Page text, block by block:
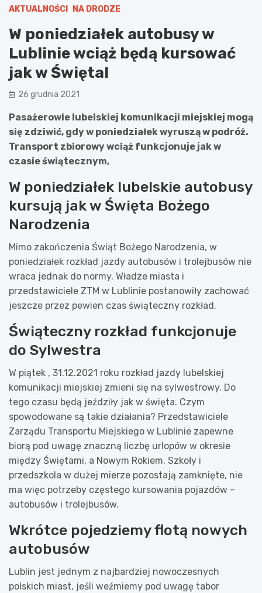
AKTUALNOŚCI NA DRODZE
W poniedziałek autobusy w
Lublinie wciąż będą kursować
jak w Święta!
26 grudnia 2021
Pasażerowie lubelskiej komunikacji miejskiej mogą
się zdziwić, gdy w poniedziałek wyruszą w podróż.
Transport zbiorowy wciąż funkcjonuje jak w
czasie świątecznym,
W poniedziałek lubelskie autobusy
kursują jak w Święta Bożego
Narodzenia
Mimo zakończenia Świąt Bożego Narodzenia, w
poniedziałek rozkład jazdy autobusów i trolejbusów nie
wraca jednak do normy. Władze miasta i
przedstawiciele ZTM w Lublinie postanowiły zachować
jeszcze przez pewien czas świąteczny rozkład.
Świąteczny rozkład funkcjonuje
do Sylwestra
W piątek , 31.12.2021 roku rozkład jazdy lubelskiej
komunikacji miejskiej zmieni się na sylwestrowy. Do
tego czasu będą jeździły jak w święta. Czym
spowodowane są takie działania? Przedstawiciele
Zarządu Transportu Miejskiego w Lublinie zapewne
biorą pod uwagę znaczną liczbę urlopów w okresie
między Świętami, a Nowym Rokiem. Szkoły i
przedszkola w dużej mierze pozostają zamknięte, nie
ma więc potrzeby częstego kursowania pojazdów –
autobusów i trolejbusów.
Wkrótce pojedziemy flotą nowych
autobusów
Lublin jest jednym z najbardziej nowoczesnych
polskich miast, jeśli weźmiemy pod uwagę tabor